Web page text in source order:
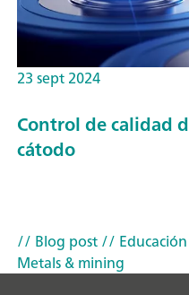
23 sept 2024
Control de calidad
cátodo
// Blog post//
Metals & mining